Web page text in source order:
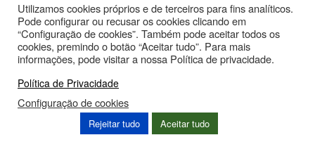
Utilizamos cookies próprios e de terceiros para fins analíticos.
Pode configurar ou recusar os cookies clicando em
“Configuração de cookies”. Também pode aceitar todos os
cookies, premindo o botão “Aceitar tudo”. Para mais
informações, pode visitar a nossa Política de privacidade.
Política de Privacidade
Configuração de cookies
Rejeitar tudo Aceitar tudo
This site is registered onwpml.orgas a development site. Switch to a production
site key toremove this banner.